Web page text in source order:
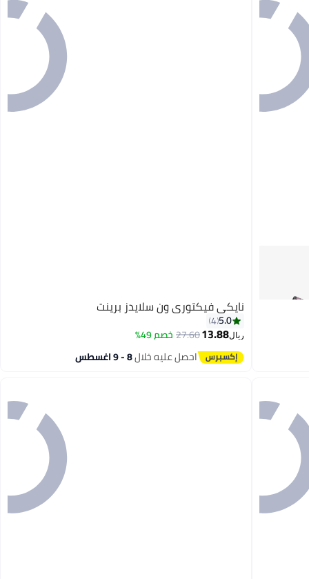
نايكي فيكتوري ون سلايدز برينت
5.0
4
ريال13.88
27.60 خصم 49%
احصل عليه خلال8 - 9 اغسطس